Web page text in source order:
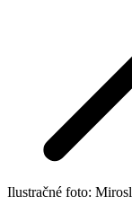
Ilustračné foto: